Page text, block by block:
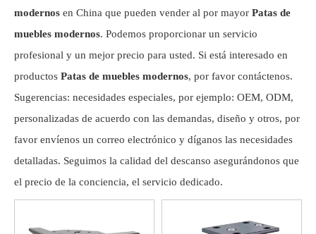
modernos en China que pueden vender al por mayor Patas de
muebles modernos. Podemos proporcionar un servicio
profesional y un mejor precio para usted. Si está interesado en
productos Patas de muebles modernos, por favor contáctenos.
Sugerencias: necesidades especiales, por ejemplo: OEM, ODM,
personalizadas de acuerdo con las demandas, diseño y otros, por
favor envíenos un correo electrónico y díganos las necesidades
detalladas. Seguimos la calidad del descanso asegurándonos que
el precio de la conciencia, el servicio dedicado.